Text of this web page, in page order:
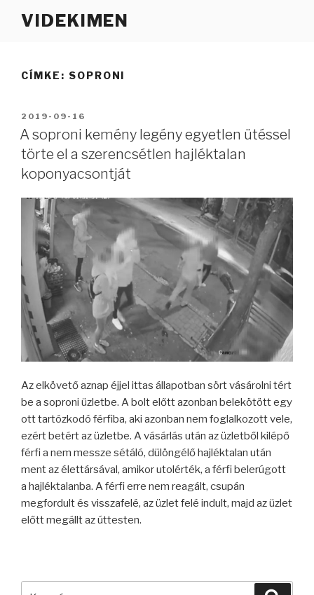
VIDEKIMEN
CÍMKE: SOPRONI
BEKÜLDVE:
2019-09-16
A soproni kemény legény egyetlen ütéssel
törte el a szerencsétlen hajléktalan
koponyacsontját
Az elkövető aznap éjjel ittas állapotban sört vásárolni tért
be a soproni üzletbe. A bolt előtt azonban belekötött egy
ott tartózkodó férfiba, aki azonban nem foglalkozott vele,
ezért betért az üzletbe. A vásárlás után az üzletből kilépő
férfi a nem messze sétáló, dülöngélő hajléktalan után
ment az élettársával, amikor utolérték, a férfi belerúgott
a hajléktalanba. A férfi erre nem reagált, csupán
megfordult és visszafelé, az üzlet felé indult, majd az üzlet
előtt megállt az úttesten.